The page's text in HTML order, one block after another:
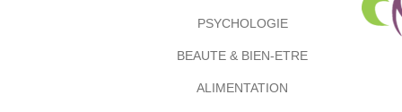
PSYCHOLOGIE
BEAUTE & BIEN-ETRE
ALIMENTATION